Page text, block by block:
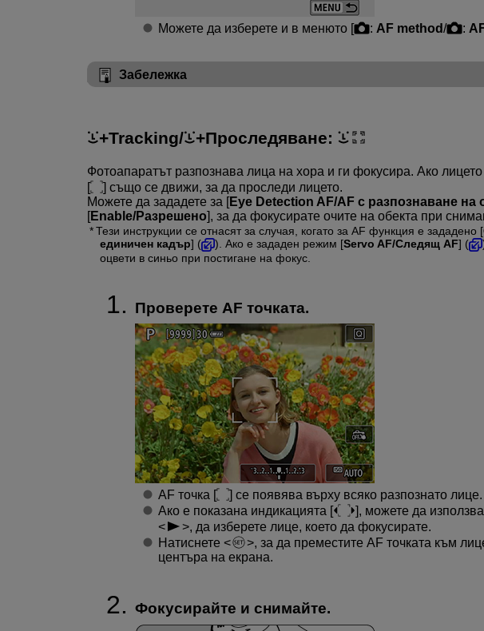
Можете да изберете и в менюто [ : AF method/ :
Забележка
+Tracking/ +Проследяване:
Фотоапаратът разпознава лица на хора и ги фокусира. Ако
[
] също се движи, за да проследи лицето.
Можете да зададете за [Eye Detection AF/AF с разпознаване на
[Enable/Разрешено], за да фокусирате очите на обекта при
Тези инструкции се отнасят за случая, когато за AF функция е зададено [
единичен кадър] ( ). Ако е зададен режим [Servo AF/Следящ AF] (
оцвети в синьо при постигане на фокус.
Проверете AF точката.
AF точка [
] се появява върху всяко разпознато лице.
Ако е показана индикацията [
], можете да
, да изберете лице, което да фокусирате.
Натиснете
, за да преместите AF точката към
центъра на екрана.
Фокусирайте и снимайте.